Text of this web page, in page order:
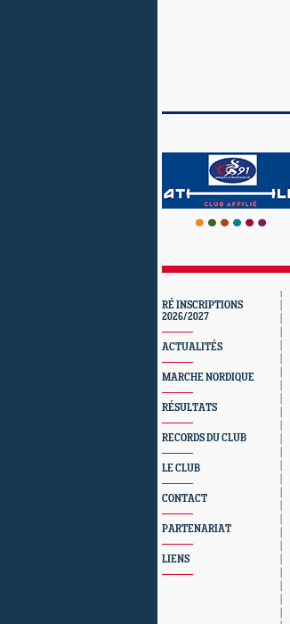
RÉ INSCRIPTIONS
2026/2027
ACTUALITÉS
MARCHE NORDIQUE
RÉSULTATS
RECORDS DU CLUB
LE CLUB
CONTACT
PARTENARIAT
LIENS